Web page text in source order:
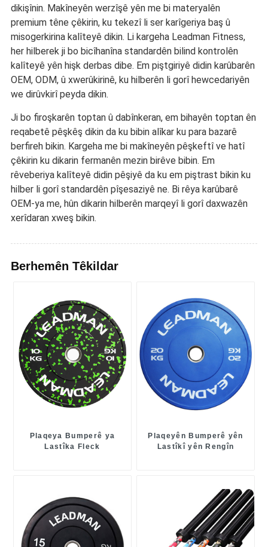
dikişînin. Makîneyên werzîşê yên me bi materyalên
premium têne çêkirin, ku tekezî li ser karîgeriya baş û
misogerkirina kalîteyê dikin. Li kargeha Leadman Fitness,
her hilberek ji bo bicîhanîna standardên bilind kontrolên
kalîteyê yên hişk derbas dibe. Em piştgiriyê didin karûbarên
OEM, ODM, û xwerûkirinê, ku hilberên li gorî hewcedariyên
we dirûvkirî peyda dikin.
Ji bo firoşkarên toptan û dabînkeran, em bihayên toptan ên
reqabetê pêşkêş dikin da ku bibin alîkar ku para bazarê
berfireh bikin. Kargeha me bi makîneyên pêşkeftî ve hatî
çêkirin ku dikarin fermanên mezin birêve bibin. Em
rêveberiya kalîteyê didin pêşiyê da ku em piştrast bikin ku
hilber li gorî standardên pîşesaziyê ne. Bi rêya karûbarê
OEM-ya me, hûn dikarin hilberên marqeyî li gorî daxwazên
xerîdaran xweş bikin.
Berhemên Têkildar
Plaqeya Bumperê ya
Lastîka Fleck
Plaqeyên Bumperê yên
Lastîkî yên Rengîn